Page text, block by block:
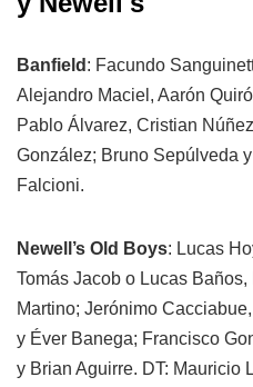
Banfield : Facundo
Alejandro Maciel, Aarón
Pablo Álvarez, Cristian
González; Bruno Sepúlveda
Falcioni.
Newell’s Old Boys: Lucas
Tomás Jacob o Lucas
Martino; Jerónimo
y Éver Banega; Francisco
y Brian Aguirre. DT: Mauricio